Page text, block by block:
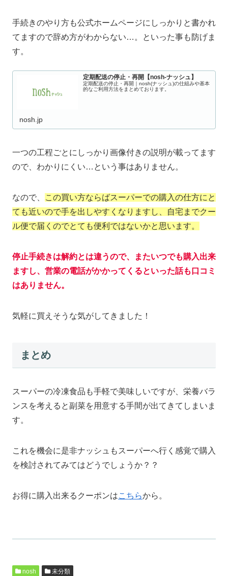
手続きのやり方も公式ホームページにしっかりと書かれ
てますので辞め方がわからない…。といった事も防げま
す。
定期配送の停止・再開【nosh-ナッシュ】
定期配送の停止・再開｜nosh(ナッシュ)の仕組みや基本
的なご利用方法をまとめております。
nosh.jp
一つの工程ごとにしっかり画像付きの説明が載ってます
ので、わかりにくい…という事はありません。
なので、
この買い方ならばスーパーでの購入の仕方にと
ても近いので手を出しやすくなりますし、自宅までクー
ル便で届くのでとても便利ではないかと思います。
停止手続きは解約とは違うので、またいつでも購入出来
ますし、営業の電話がかかってくるといった話も口コミ
はありません。
気軽に買えそうな気がしてきました！
まとめ
スーパーの冷凍食品も手軽で美味しいですが、栄養バラ
ンスを考えると副菜を用意する手間が出てきてしまいま
す。
これを機会に是非ナッシュもスーパーへ行く感覚で購入
を検討されてみてはどうでしょうか？？
お得に購入出来るクーポンはこちらから。
nosh 未分類